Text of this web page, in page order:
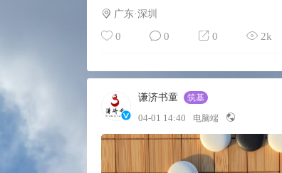
广东·深圳
0 0 0 2k
谦济书童 筑基
04-01 14:40 电脑端